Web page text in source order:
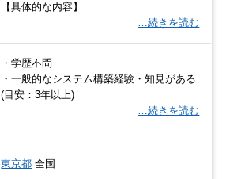
【具体的な内容】
…続きを読む
・学歴不問
・一般的なシステム構築経験・知見がある
(目安：3年以上)
…続きを読む
東京都 全国